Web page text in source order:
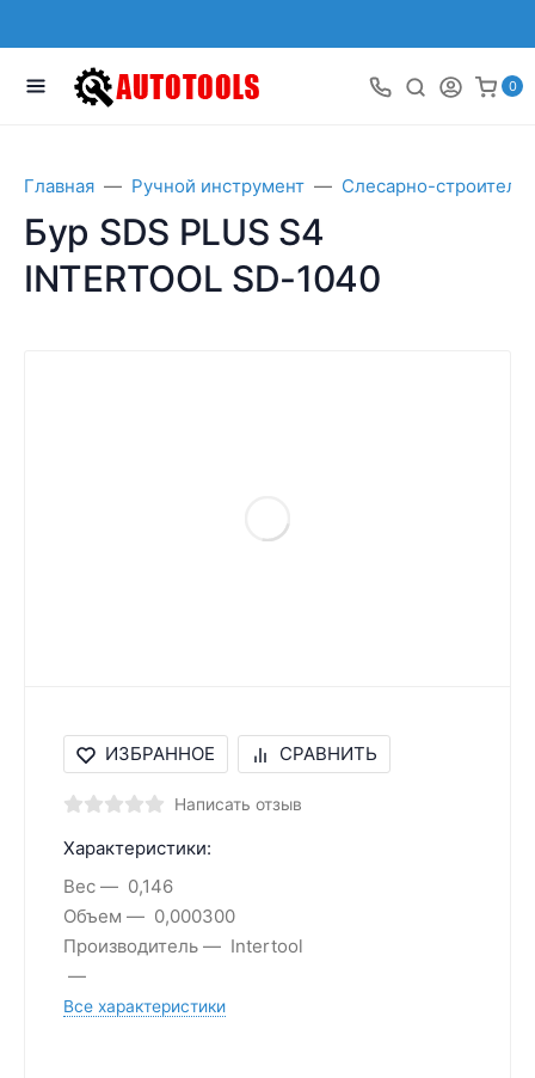
0
Главная Ручной инструмент Слесарно-
Бур SDS PLUS S4
INTERTOOL SD-1040
ИЗБРАННОЕ СРАВНИТЬ
Написать отзыв
Характеристики:
Вес
0,146
Объем
0,000300
Производитель
Intertool
Все характеристики